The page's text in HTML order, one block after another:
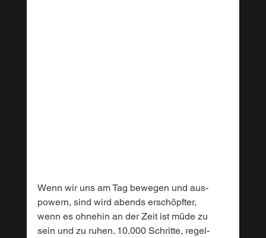
Wenn wir uns am Tag bewegen und aus-
powern, sind wird abends erschöpfter,
wenn es ohnehin an der Zeit ist müde zu
sein und zu ruhen. 10.000 Schritte, regel-